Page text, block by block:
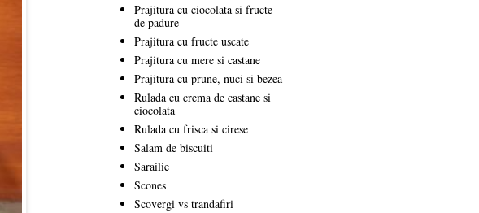
Prajitura cu ciocolata si fructe
de padure
Prajitura cu fructe uscate
Prajitura cu mere si castane
Prajitura cu prune, nuci si bezea
Rulada cu crema de castane si
ciocolata
Rulada cu frisca si cirese
Salam de biscuiti
Sarailie
Scones
Scovergi vs trandafiri